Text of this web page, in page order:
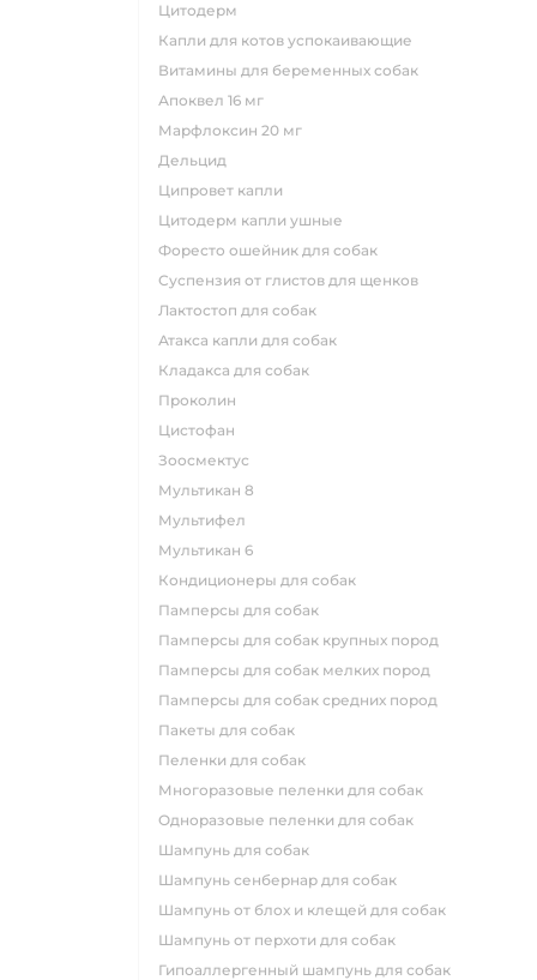
цитодерм
капли для котов успокаивающие
витамины для беременных собак
апоквел 16 мг
марфлоксин 20 мг
дельцид
ципровет капли
цитодерм капли ушные
форесто ошейник для собак
суспензия от глистов для щенков
лактостоп для собак
атакса капли для собак
кладакса для собак
проколин
цистофан
зоосмектус
мультикан 8
мультифел
мультикан 6
кондиционеры для собак
памперсы для собак
памперсы для собак крупных пород
памперсы для собак мелких пород
памперсы для собак средних пород
пакеты для собак
пеленки для собак
многоразовые пеленки для собак
одноразовые пеленки для собак
шампунь для собак
шампунь сенбернар для собак
шампунь от блох и клещей для собак
шампунь от перхоти для собак
гипоаллергенный шампунь для собак